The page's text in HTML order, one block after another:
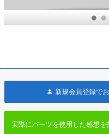
ミラー ANTI-
新規会員登録で
実際にパーツを使用した感想を